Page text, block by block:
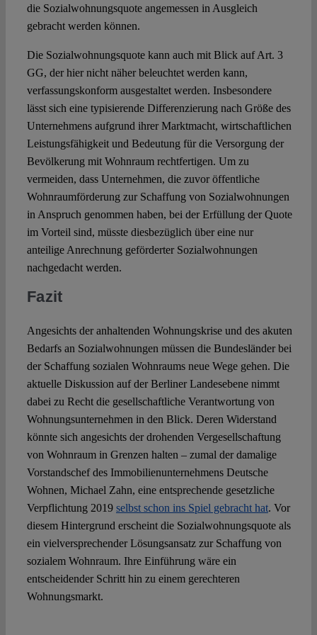
die Sozialwohnungsquote angemessen in Ausgleich
gebracht werden können.
Die Sozialwohnungsquote kann auch mit Blick auf Art. 3
GG, der hier nicht näher beleuchtet werden kann,
verfassungskonform ausgestaltet werden. Insbesondere
lässt sich eine typisierende Differenzierung nach Größe des
Unternehmens aufgrund ihrer Marktmacht, wirtschaftlichen
Leistungsfähigkeit und Bedeutung für die Versorgung der
Bevölkerung mit Wohnraum rechtfertigen. Um zu
vermeiden, dass Unternehmen, die zuvor öffentliche
Wohnraumförderung zur Schaffung von Sozialwohnungen
in Anspruch genommen haben, bei der Erfüllung der Quote
im Vorteil sind, müsste diesbezüglich über eine nur
anteilige Anrechnung geförderter Sozialwohnungen
nachgedacht werden.
Fazit
Angesichts der anhaltenden Wohnungskrise und des akuten
Bedarfs an Sozialwohnungen müssen die Bundesländer bei
der Schaffung sozialen Wohnraums neue Wege gehen. Die
aktuelle Diskussion auf der Berliner Landesebene nimmt
dabei zu Recht die gesellschaftliche Verantwortung von
Wohnungsunternehmen in den Blick. Deren Widerstand
könnte sich angesichts der drohenden Vergesellschaftung
von Wohnraum in Grenzen halten – zumal der damalige
Vorstandschef des Immobilienunternehmens Deutsche
Wohnen, Michael Zahn, eine entsprechende gesetzliche
Verpflichtung 2019 selbst schon ins Spiel gebracht hat. Vor
diesem Hintergrund erscheint die Sozialwohnungsquote als
ein vielversprechender Lösungsansatz zur Schaffung von
sozialem Wohnraum. Ihre Einführung wäre ein
entscheidender Schritt hin zu einem gerechteren
Wohnungsmarkt.